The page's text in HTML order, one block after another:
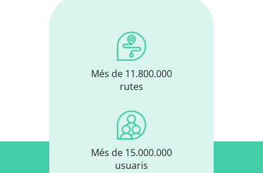
Més de 11.800.000
rutes
Més de 15.000.000
usuaris